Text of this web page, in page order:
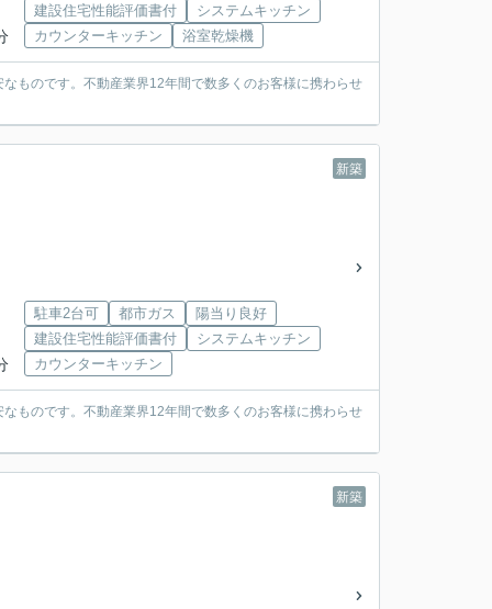
建設住宅性能評価書付
システムキッチン
カウンターキッチン
浴室乾燥機
ものです。不動産業界12年間で数多くのお客様に携わらせ
新築
駐車2台可 都市ガス
陽当り良好
建設住宅性能評価書付
システムキッチン
カウンターキッチン
ものです。不動産業界12年間で数多くのお客様に携わらせ
新築